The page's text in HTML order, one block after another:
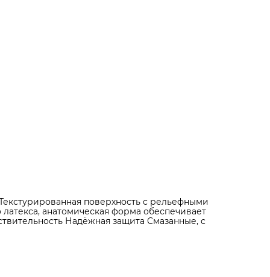
поверхность с рельефными
анатомическая форма обеспечивает
Надёжная защита Смазанные, с